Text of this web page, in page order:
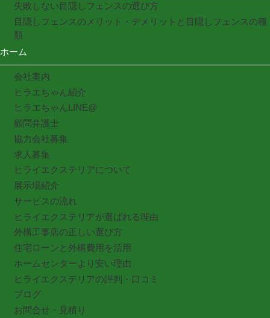
失敗しない目隠しフェンスの選び方
目隠しフェンスのメリット・デメリットと目隠しフェンスの種
類
ホーム
会社案内
ヒラエちゃん紹介
ヒラエちゃんLINE@
顧問弁護士
協力会社募集
求人募集
ヒライエクステリアについて
展示場紹介
サービスの流れ
ヒライエクステリアが選ばれる理由
外構工事店の正しい選び方
住宅ローンと外構費用を活用
ホームセンターより安い理由
ヒライエクステリアの評判・口コミ
ブログ
お問合せ・見積り